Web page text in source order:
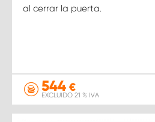
al cerrar la puerta.
544 €
EXCLUIDO 21 % IVA